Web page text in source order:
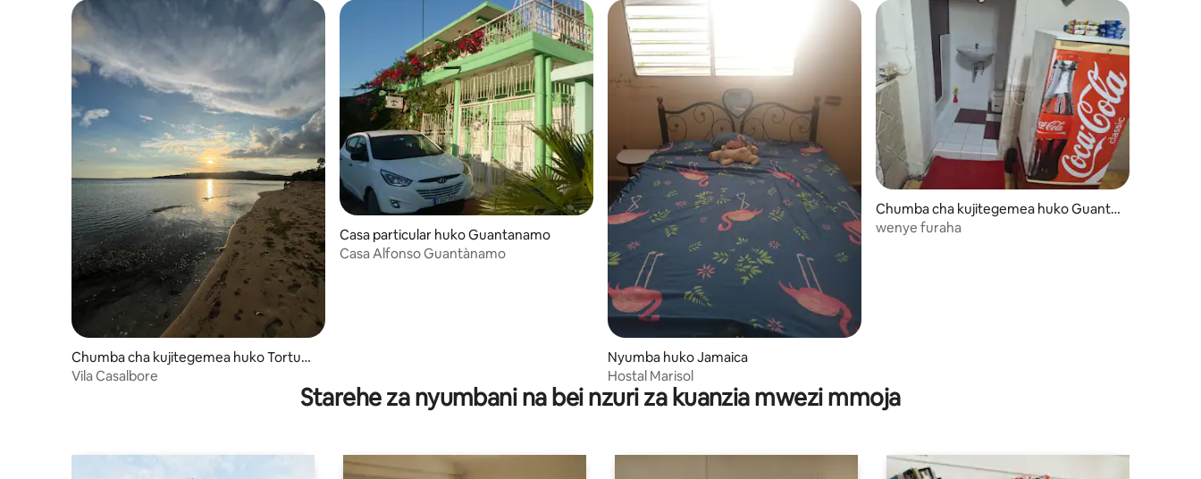
Chumba cha kujitegemea huko Tortugu
illa
Vila Casalbore
Casa particular huko Guantanamo
Casa Alfonso Guantànamo
Nyumba huko Jamaica
Hostal Marisol
Chumba cha kujitegemea huko Guanta
namo
wenye furaha
Starehe za nyumbani na bei nzuri za kuanzia mwezi mmoja